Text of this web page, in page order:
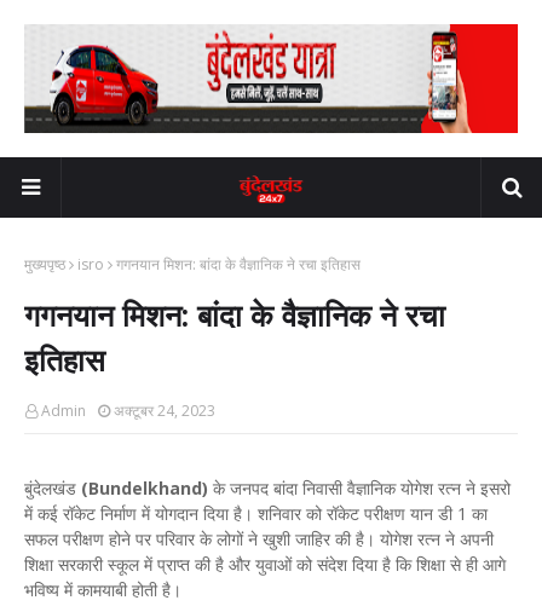
मुख्यपृष्ठ isro गगनयान मिशन: बांदा के वैज्ञानिक ने रचा इतिहास
गगनयान मिशन: बांदा के वैज्ञानिक ने रचा
इतिहास
Admin अक्टूबर 24, 2023
बुंदेलखंड (Bundelkhand) के जनपद बांदा निवासी वैज्ञानिक योगेश रत्न ने इसरो
में कई रॉकेट निर्माण में योगदान दिया है। शनिवार को रॉकेट परीक्षण यान डी 1 का
सफल परीक्षण होने पर परिवार के लोगों ने खुशी जाहिर की है। योगेश रत्न ने अपनी
शिक्षा सरकारी स्कूल में प्राप्त की है और युवाओं को संदेश दिया है कि शिक्षा से ही आगे
भविष्य में कामयाबी होती है।